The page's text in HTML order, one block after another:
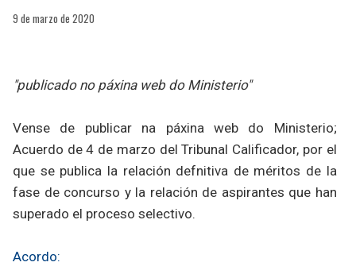
9 de marzo de 2020
"publicado no páxina web do Ministerio"
Vense de publicar na páxina web do Ministerio;
Acuerdo de 4 de marzo del Tribunal Calificador, por el
que se publica la relación defnitiva de méritos de la
fase de concurso y la relación de aspirantes que han
superado el proceso selectivo.
Acordo: